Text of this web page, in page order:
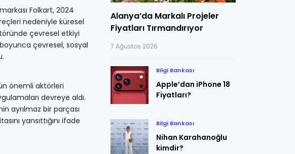
Folkart, 2024
nedeniyle küresel
çevresel etkiyi
çevresel, sosyal
önemli aktörleri
devreye aldı.
ayrılmaz bir parçası
yansıttığını ifade
Alanya’da Markalı Projeler
Fiyatları Tırmandırıyor
7 Ağustos 2026
Bilgi Bankası
Apple’dan iPhone 18
Fiyatları?
Bilgi Bankası
Nihan Karahanoğlu
kimdir?